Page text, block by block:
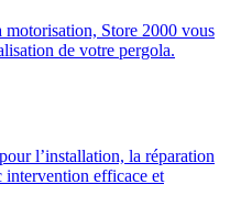
motorisation, Store 2000 vous
de votre pergola.
l’installation, la réparation
intervention efficace et